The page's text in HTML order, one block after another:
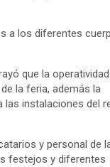
a los diferentes
que la operatividad
la feria, además la
las instalaciones del
y personal de
festejos y diferentes